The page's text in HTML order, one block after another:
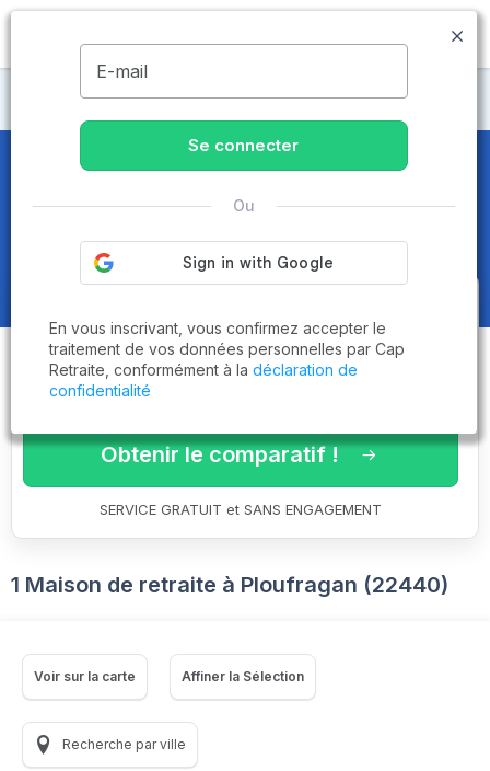
MENU
Maisons de retraite Côtes-d'Armor
Maisons de retraite et EHPAD
Ploufragan (22440)
Obtenez le
comparatif des
établissementsadaptés à vos
critères en 3 minutes !
Obtenir le comparatif !
SERVICE GRATUIT et SANS ENGAGEMENT
1 Maison de retraite à Ploufragan (22440)
Voir sur la carte Affiner la Sélection
Recherche par ville
E-mail
Se connecter
Ou
En vous inscrivant, vous confirmez accepter le
traitement de vos données personnelles par Cap
Retraite, conformément à la déclaration de
confidentialité